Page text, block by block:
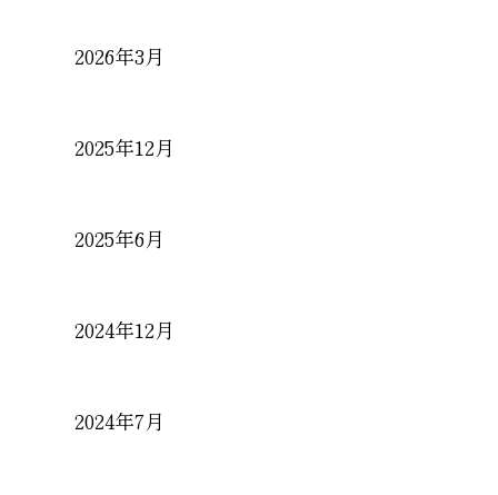
2026年3月
2025年12月
2025年6月
2024年12月
2024年7月